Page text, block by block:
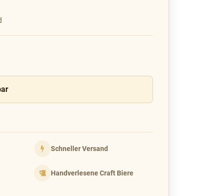
Schneller Versand
Handverlesene Craft Biere